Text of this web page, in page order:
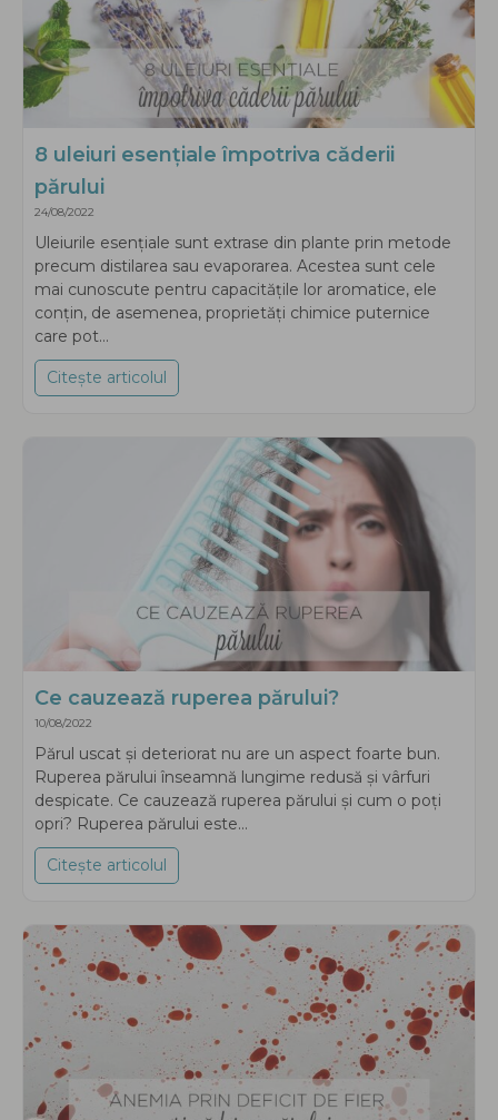
8 uleiuri esențiale împotriva căderii
părului
24/08/2022
Uleiurile esențiale sunt extrase din plante prin metode
precum distilarea sau evaporarea. Acestea sunt cele
mai cunoscute pentru capacitățile lor aromatice, ele
conțin, de asemenea, proprietăți chimice puternice
care pot...
Citește articolul
Ce cauzează ruperea părului?
10/08/2022
Părul uscat și deteriorat nu are un aspect foarte bun.
Ruperea părului înseamnă lungime redusă și vârfuri
despicate. Ce cauzează ruperea părului și cum o poți
opri? Ruperea părului este...
Citește articolul